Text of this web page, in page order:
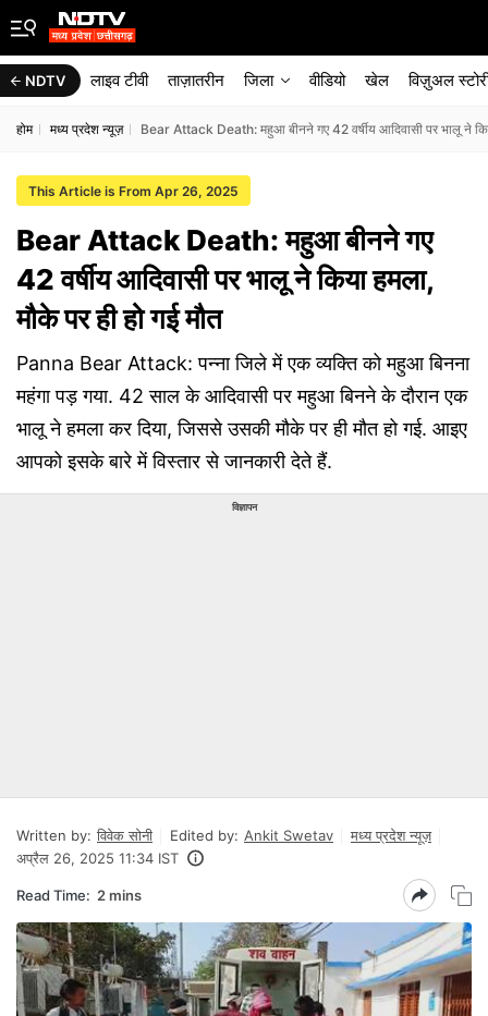
NDTV लाइव टीवी ताज़ातरीन जिला वीडियो खेल विज़ुअल
होम मध्य प्रदेश न्यूज़ Bear Attack Death: महुआ बीनने गए 42 वर्षीय आदिवासी पर भालू ने
This Article is From Apr 26, 2025
Bear Attack Death: महुआ बीनने गए
42 वर्षीय आदिवासी पर भालू ने किया हमला,
मौके पर ही हो गई मौत
Panna Bear Attack: पन्ना जिले में एक व्यक्ति को महुआ बिनना
महंगा पड़ गया. 42 साल के आदिवासी पर महुआ बिनने के दौरान एक
भालू ने हमला कर दिया, जिससे उसकी मौके पर ही मौत हो गई. आइए
आपको इसके बारे में विस्तार से जानकारी देते हैं.
विज्ञापन
Written by: विवेक सोनी Edited by: Ankit Swetav
मध्य प्रदेश न्यूज़
अप्रैल 26, 2025 11:34 IST
Read Time: 2 mins